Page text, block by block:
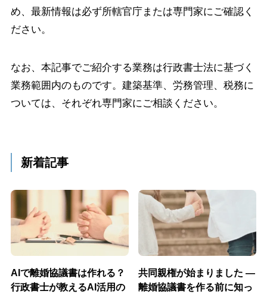
め、最新情報は必ず所轄官庁または専門家にご確認く
ださい。
なお、本記事でご紹介する業務は行政書士法に基づく
業務範囲内のものです。建築基準、労務管理、税務に
ついては、それぞれ専門家にご相談ください。
新着記事
AIで離婚協議書は作れる？
行政書士が教えるAI活用の
共同親権が始まりました ―
離婚協議書を作る前に知っ